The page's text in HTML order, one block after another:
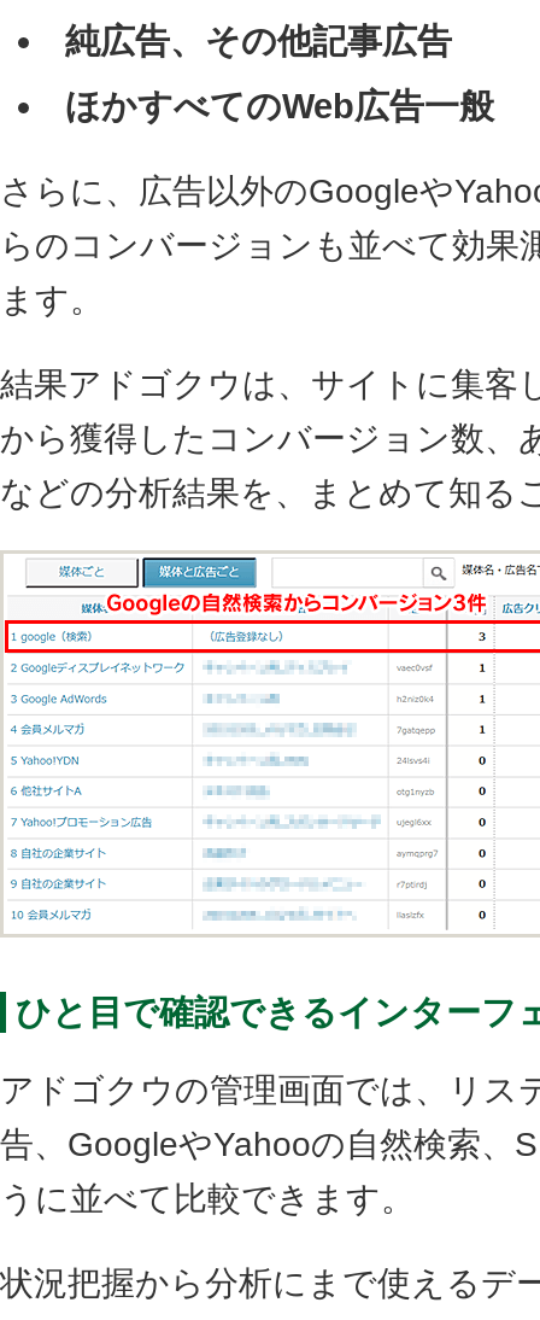
純広告、その他記事広告
ほかすべてのWeb広告一般
さらに、広告以外のGoogleや
らのコンバージョンも並べて効果
ます。
結果アドゴクウは、サイトに集客
から獲得したコンバージョン数、
などの分析結果を、まとめて知る
ひと目で確認できるインターフ
アドゴクウの管理画面では、リス
告、GoogleやYahooの自然検索、
うに並べて比較できます。
状況把握から分析にまで使えるデ